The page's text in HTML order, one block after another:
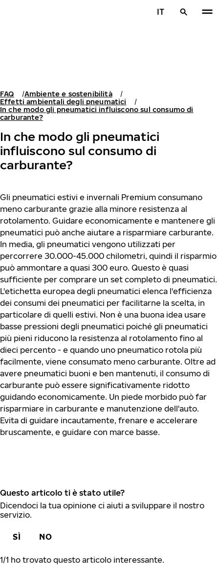
IT
FAQ
Ambiente e sostenibilità
Effetti ambientali degli pneumatici
In che modo gli pneumatici influiscono sul consumo di
carburante?
In che modo gli pneumatici
influiscono sul consumo di
carburante?
Gli pneumatici estivi e invernali Premium consumano
meno carburante grazie alla minore resistenza al
rotolamento. Guidare economicamente e mantenere gli
pneumatici può anche aiutare a risparmiare carburante.
In media, gli pneumatici vengono utilizzati per
percorrere 30.000-45.000 chilometri, quindi il risparmio
può ammontare a quasi 300 euro. Questo è quasi
sufficiente per comprare un set completo di pneumatici.
L'etichetta europea degli pneumatici elenca l'efficienza
dei consumi dei pneumatici per facilitarne la scelta, in
particolare di quelli estivi. Non è una buona idea usare
basse pressioni degli pneumatici poiché gli pneumatici
più pieni riducono la resistenza al rotolamento fino al
dieci percento - e quando uno pneumatico rotola più
facilmente, viene consumato meno carburante. Oltre ad
avere pneumatici buoni e ben mantenuti, il consumo di
carburante può essere significativamente ridotto
guidando economicamente. Un piede morbido può far
risparmiare in carburante e manutenzione dell'auto.
Evita di guidare incautamente, frenare e accelerare
bruscamente, e guidare con marce basse.
Questo articolo ti è stato utile?
Dicendoci la tua opinione ci aiuti a sviluppare il nostro
servizio.
SÌ NO
1/1 ho trovato questo articolo interessante.